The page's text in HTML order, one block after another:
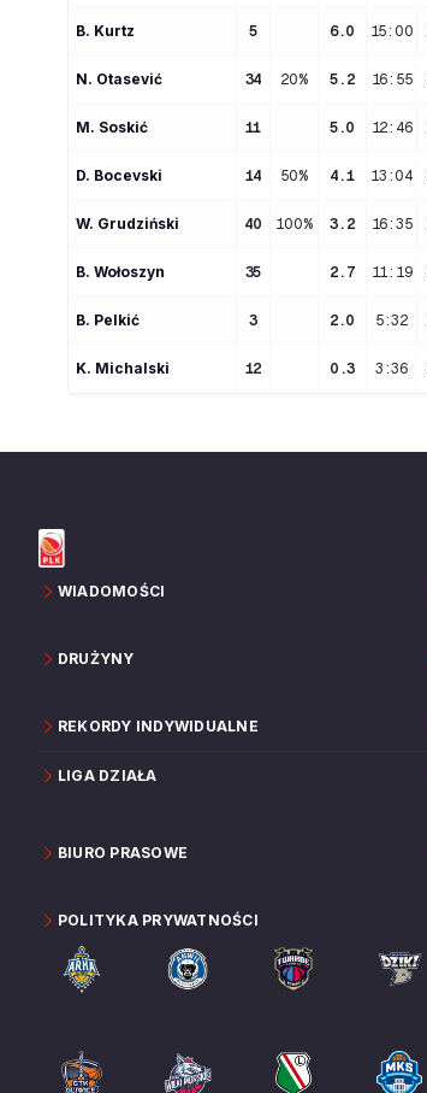
B. Kurtz 5 6.0 15:00
N. Otasević 34 20% 5.2 16:55
M. Soskić 11 5.0 12:46
D. Bocevski 14 50% 4.1 13:04
W. Grudziński 40 100% 3.2 16:35
B. Wołoszyn 35 2.7 11:19
B. Pelkić 3 2.0 5:32
K. Michalski 12 0.3 3:36
WIADOMOŚCI
DRUŻYNY
REKORDY INDYWIDUALNE
LIGA DZIAŁA
BIURO PRASOWE
POLITYKA PRYWATNOŚCI